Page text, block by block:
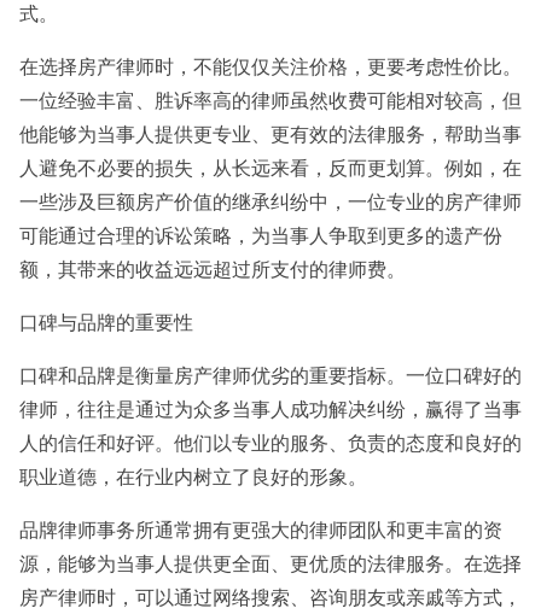
式。
在选择房产律师时，不能仅仅关注价格，更要考虑性价比。
一位经验丰富、胜诉率高的律师虽然收费可能相对较高，但
他能够为当事人提供更专业、更有效的法律服务，帮助当事
人避免不必要的损失，从长远来看，反而更划算。例如，在
一些涉及巨额房产价值的继承纠纷中，一位专业的房产律师
可能通过合理的诉讼策略，为当事人争取到更多的遗产份
额，其带来的收益远远超过所支付的律师费。
口碑与品牌的重要性
口碑和品牌是衡量房产律师优劣的重要指标。一位口碑好的
律师，往往是通过为众多当事人成功解决纠纷，赢得了当事
人的信任和好评。他们以专业的服务、负责的态度和良好的
职业道德，在行业内树立了良好的形象。
品牌律师事务所通常拥有更强大的律师团队和更丰富的资
源，能够为当事人提供更全面、更优质的法律服务。在选择
房产律师时，可以通过网络搜索、咨询朋友或亲戚等方式，